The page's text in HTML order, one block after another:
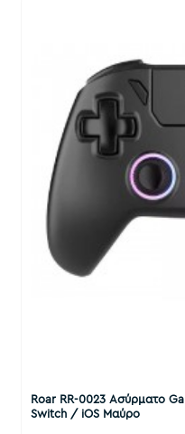
Roar RR-0023 Ασύρματο
Switch / iOS Μαύρο